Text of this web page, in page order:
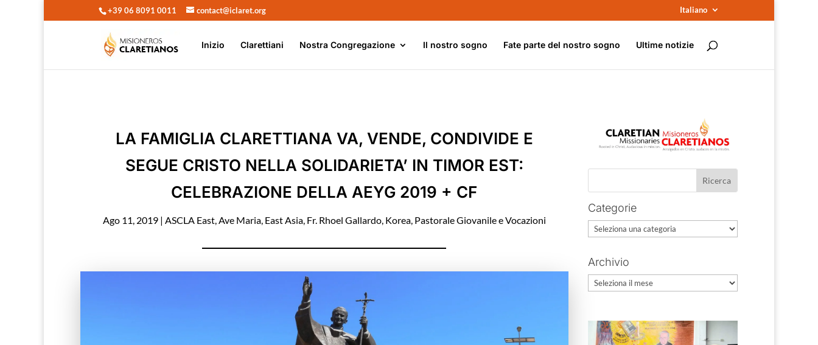
+39 06 8091 0011 contact@iclaret.org Italiano
Inizio Clarettiani Nostra Congregazione Il nostro sogno Fate parte del nostro sogno Ultime notizie
LA FAMIGLIA CLARETTIANA VA, VENDE, CONDIVIDE E
SEGUE CRISTO NELLA SOLIDARIETA’ IN TIMOR EST:
CELEBRAZIONE DELLA AEYG 2019 + CF
Ago 11, 2019| ASCLA East,Ave Maria, East Asia, Fr. Rhoel Gallardo, Korea, Pastorale Giovanile e Vocazioni
Categorie
Categorie
Archivio
Archivio